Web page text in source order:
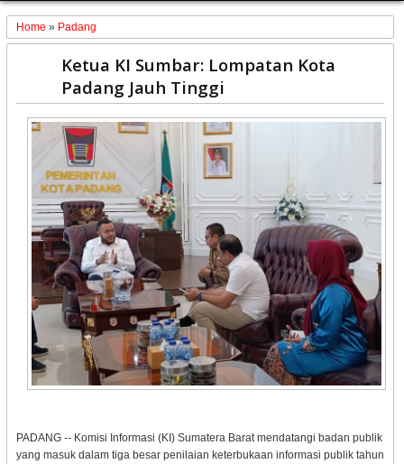
Home » Padang
Ketua KI Sumbar: Lompatan Kota
Padang Jauh Tinggi
PADANG -- Komisi Informasi (KI) Sumatera Barat mendatangi badan publik
yang masuk dalam tiga besar penilaian keterbukaan informasi publik tahun